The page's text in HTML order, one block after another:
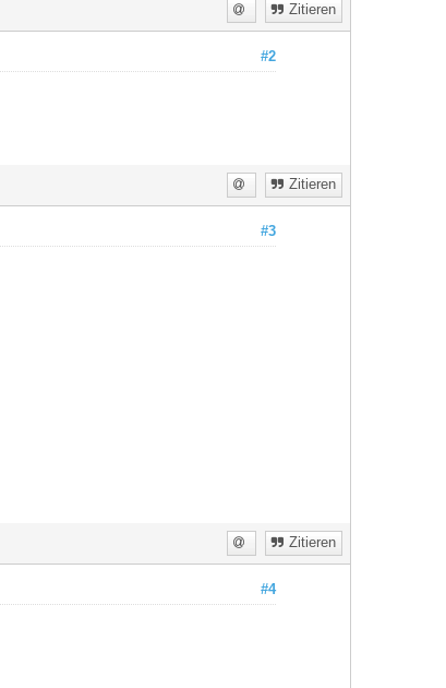
Zitieren
#2
Zitieren
#3
Zitieren
#4